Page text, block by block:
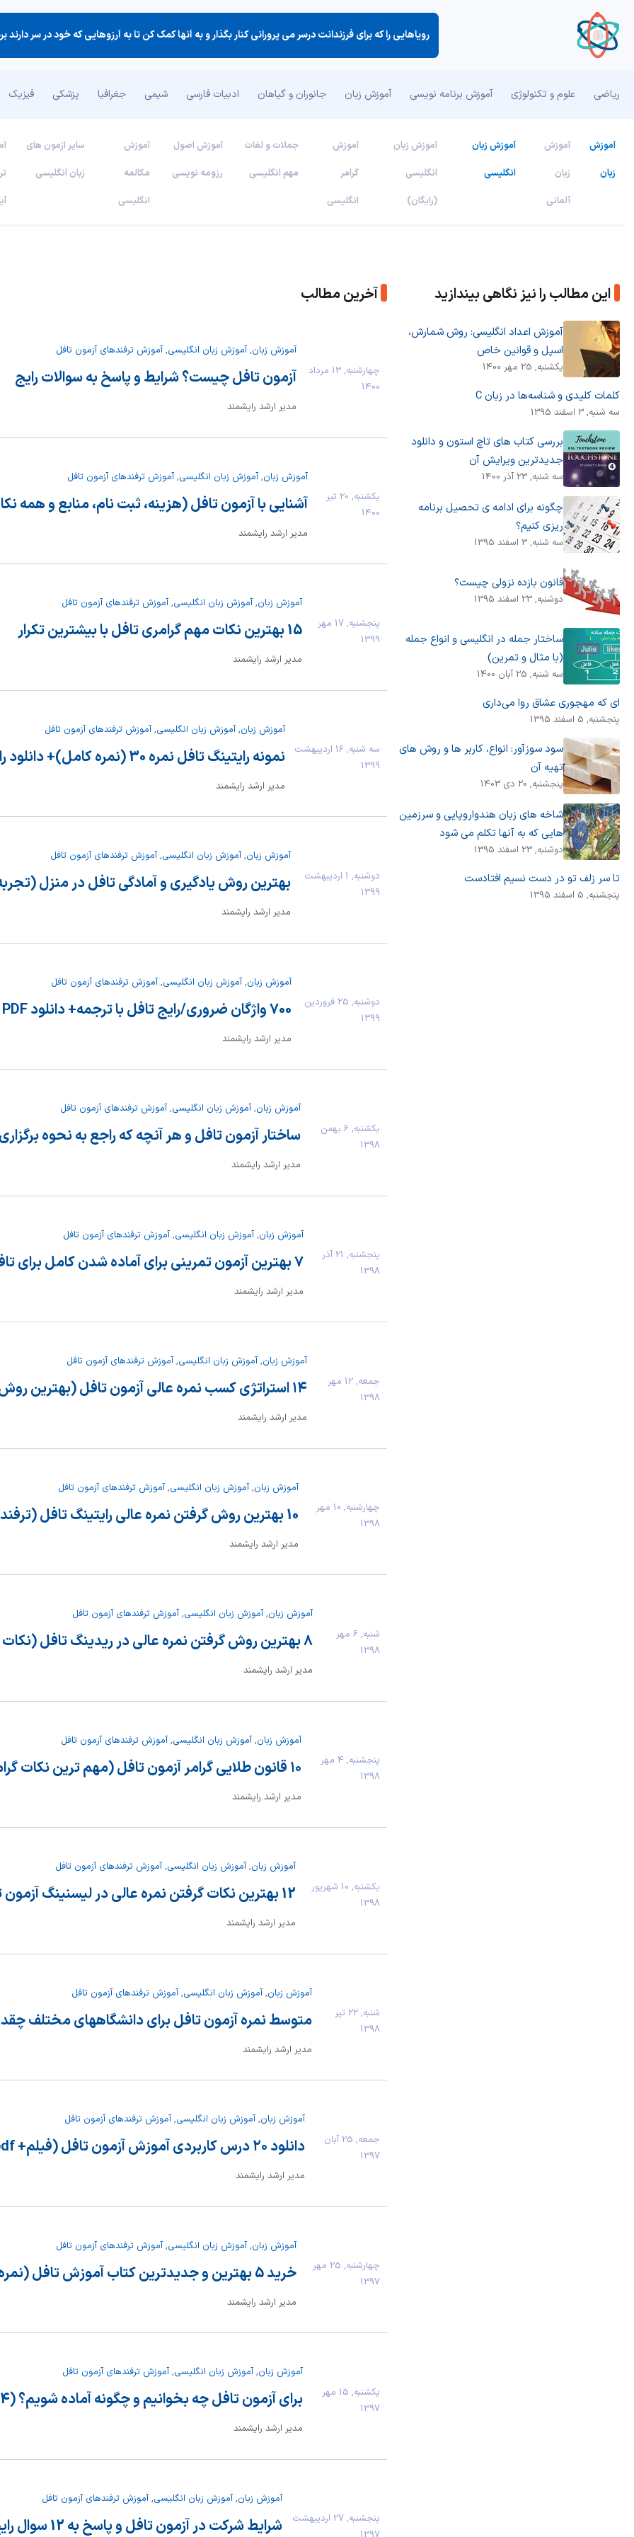
رویاهایی را كه برای فرزندانت درسر می پرورانی كنار بگذار و به آنها كمك كن تا به آرزوهایی كه خود در سر دارند
ریاضی علوم و تکنولوژی آموزش برنامه نویسی آموزش زبان جانوران و گیاهان ادبیات فارسی شیمی جغرافیا پزشکی فیزیک
آموزش
زبان
آموزش
زبان
آلمانی
آموزش زبان
انگلیسی
آموزش زبان
انگلیسی
(رایگان)
آموزش
گرامر
انگلیسی
جملات و لغات
مهم انگلیسی
آموزش اصول
رزومه نویسی
آموزش
مکالمه
انگلیسی
سایر آزمون های
زبان انگلیسی
این مطالب را نیز نگاهی بیندازید
آموزش اعداد انگلیسی: روش شمارش،
اسپل و قوانین خاص
يكشنبه, 25 مهر 1400
کلمات کلیدی و شناسه‌ها در زبان C
سه شنبه, 3 اسفند 1395
بررسی کتاب های تاچ استون و دانلود
جدیدترین ویرایش آن
سه شنبه, 23 آذر 1400
چگونه برای ادامه ی تحصیل برنامه
ریزی کنیم؟
سه شنبه, 3 اسفند 1395
قانون بازده نزولی چیست؟
دوشنبه, 23 اسفند 1395
ساختار جمله در انگلیسی و انواع جمله
(با مثال و تمرین)
سه شنبه, 25 آبان 1400
ای که مهجوری عشاق روا می‌داری
پنجشنبه, 5 اسفند 1395
سود سوزآور: انواع، کاربر ها و روش های
تهیه آن
پنجشنبه, 20 دی 1403
شاخه های زبان هندواروپایی و سرزمین
هایی که به آنها تکلم می شود
دوشنبه, 23 اسفند 1395
تا سر زلف تو در دست نسیم افتادست
پنجشنبه, 5 اسفند 1395
آخرین مطالب
چهارشنبه, 13 مرداد
1400
آموزش زبان,آموزش زبان انگلیسی,آموزش ترفندهای آزمون تافل
آزمون تافل چیست؟ شرایط و پاسخ به سوالات رایج
مدیر ارشد رایشمند
يكشنبه, 20 تیر
1400
آموزش زبان,آموزش زبان انگلیسی,آموزش ترفندهای آزمون تافل
آشنایی با آزمون تافل (هزینه، ثبت نام، منابع و همه
مدیر ارشد رایشمند
پنجشنبه, 17 مهر
1399
آموزش زبان,آموزش زبان انگلیسی,آموزش ترفندهای آزمون تافل
15 بهترین نکات مهم گرامری تافل با بیشترین تکرار
مدیر ارشد رایشمند
سه شنبه, 16 اردیبهشت
1399
آموزش زبان,آموزش زبان انگلیسی,آموزش ترفندهای آزمون تافل
نمونه رایتینگ تافل نمره 30 (نمره کامل)+ دانلود رایگان
مدیر ارشد رایشمند
دوشنبه, 1 اردیبهشت
1399
آموزش زبان,آموزش زبان انگلیسی,آموزش ترفندهای آزمون تافل
بهترین روش یادگیری و آمادگی تافل در منزل (تجربه ۱۲
مدیر ارشد رایشمند
دوشنبه, 25 فروردین
1399
آموزش زبان,آموزش زبان انگلیسی,آموزش ترفندهای آزمون تافل
700 واژگان ضروری/رایج تافل با ترجمه+ دانلود PDF رایگان
مدیر ارشد رایشمند
يكشنبه, 6 بهمن
1398
آموزش زبان, آموزش زبان انگلیسی, آموزش ترفندهای آزمون تافل
ساختار آزمون تافل و هر آنچه که راجع به نحوه
مدیر ارشد رایشمند
پنجشنبه, 21 آذر
1398
آموزش زبان, آموزش زبان انگلیسی, آموزش ترفندهای آزمون تافل
۷ بهترین آزمون تمرینی برای آماده شدن کامل برای تافل
مدیر ارشد رایشمند
جمعه, 12 مهر
1398
آموزش زبان, آموزش زبان انگلیسی, آموزش ترفندهای آزمون تافل
۱۴ استراتژی کسب نمره عالی آزمون تافل (بهترین روش ها)
مدیر ارشد رایشمند
چهارشنبه, 10 مهر
1398
آموزش زبان,آموزش زبان انگلیسی,آموزش ترفندهای آزمون تافل
10 بهترین روش گرفتن نمره عالی رایتینگ تافل (ترفند+ تکنیک)
مدیر ارشد رایشمند
شنبه, 6 مهر
1398
آموزش زبان, آموزش زبان انگلیسی, آموزش ترفندهای آزمون تافل
۸ بهترین روش گرفتن نمره عالی در ریدینگ تافل (نکات و ترفندها)
مدیر ارشد رایشمند
پنجشنبه, 4 مهر
1398
آموزش زبان, آموزش زبان انگلیسی, آموزش ترفندهای آزمون تافل
۱۰ قانون طلایی گرامر آزمون تافل (مهم ترین نکات گرامر تافل)
مدیر ارشد رایشمند
يكشنبه, 10 شهریور
1398
آموزش زبان, آموزش زبان انگلیسی, آموزش ترفندهای آزمون تافل
12 بهترین نکات گرفتن نمره عالی در لیسنینگ آزمون تافل
مدیر ارشد رایشمند
شنبه, 22 تیر
1398
آموزش زبان, آموزش زبان انگلیسی, آموزش ترفندهای آزمون تافل
متوسط نمره آزمون تافل برای دانشگاههای مختلف
مدیر ارشد رایشمند
جمعه, 25 آبان
1397
آموزش زبان, آموزش زبان انگلیسی, آموزش ترفندهای آزمون تافل
دانلود ۲۰ درس کاربردی آموزش آزمون تافل (فیلم+ pdf)
مدیر ارشد رایشمند
چهارشنبه, 25 مهر
1397
آموزش زبان, آموزش زبان انگلیسی, آموزش ترفندهای آزمون تافل
خرید 5 بهترین و جدیدترین کتاب آموزش تافل (نمره +90)
مدیر ارشد رایشمند
يكشنبه, 15 مهر
1397
آموزش زبان, آموزش زبان انگلیسی, آموزش ترفندهای آزمون تافل
برای آزمون تافل چه بخوانیم و چگونه آماده شویم؟ (2024)
مدیر ارشد رایشمند
پنجشنبه, 27 اردیبهشت
آموزش زبان,آموزش زبان انگلیسی,آموزش ترفندهای آزمون تافل
شرایط شرکت در آزمون تافل و پاسخ به 12 سوال رایج کاربران